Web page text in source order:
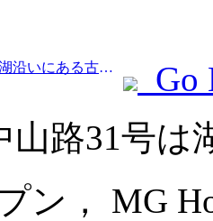
Prev:浙江省湖州市の太湖沿いにある古い村落では、10億元近くの投資をかけて改修と改良が始まった。
Go
山路31号は
ン， MG